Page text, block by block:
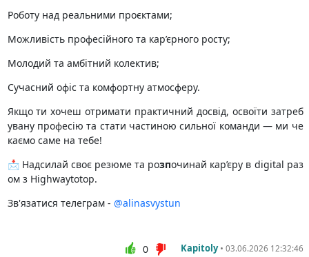
Роботу над реальними проєктами;
Можливість професійного та кар’єрного росту;
Молодий та амбітний колектив;
Сучасний офіс та комфортну атмосферу.
Якщо ти хочеш отримати практичний досвід, освоїти затреб
увану професію та стати частиною сильної команди — ми че
каємо саме на тебе!
📩 Надсилай своє резюме та розпочинай кар’єру в digital раз
ом з Highwaytotop.
Зв'язатися телеграм - @alinasvystun
Kapitoly• 03.06.2026 12:32:46
0